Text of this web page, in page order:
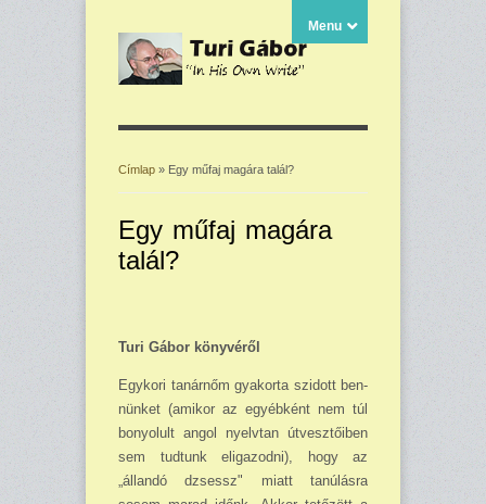
Menu
Címlap » Egy műfaj magára talál?
Egy műfaj magára
talál?
Turi Gábor könyvéről
Egykori tanárnőm gyakorta szidott ben­
nünket (amikor az egyébként nem túl
bonyo­lult angol nyelvtan útvesztőiben
sem tud­tunk eligazodni), hogy az
„állandó dzsessz" miatt tanú­lásra